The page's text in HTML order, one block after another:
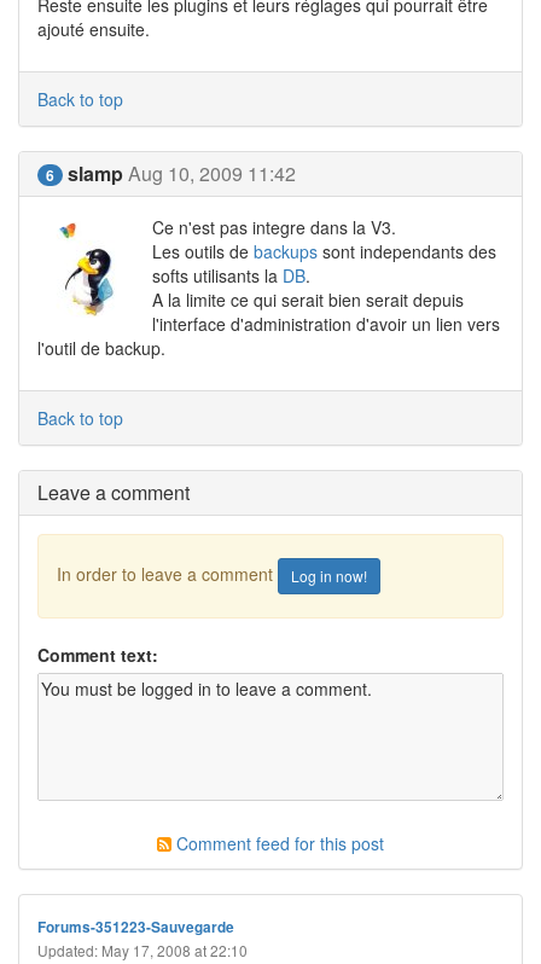
Reste ensuite les plugins et leurs réglages qui pourrait être
ajouté ensuite.
Back to top
6 slampAug 10, 2009 11:42
Ce n'est pas integre dans la V3.
Les outils de backups sont independants des
softs utilisants la DB.
A la limite ce qui serait bien serait depuis
l'interface d'administration d'avoir un lien vers
l'outil de backup.
Back to top
Leave a comment
In order to leave a comment Log in now!
Comment text:
Comment feed for this post
Forums-351223-Sauvegarde
Updated: May 17, 2008 at 22:10